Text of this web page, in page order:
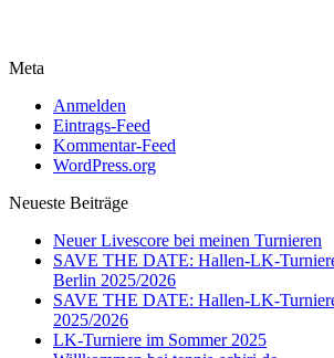
Meta
Anmelden
Eintrags-Feed
Kommentar-Feed
WordPress.org
Neueste Beiträge
Neuer Livescore bei meinen Turnieren
SAVE THE DATE: Hallen-LK-
Berlin 2025/2026
SAVE THE DATE: Hallen-LK-
2025/2026
LK-Turniere im Sommer 2025